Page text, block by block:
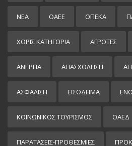
ΝΕΑ ΟΑΕΕ ΟΠΕΚΑ
ΧΩΡΊΣ ΚΑΤΗΓΟΡΊΑ ΑΓΡΟΤΕΣ
ΑΝΕΡΓΙΑ ΑΠΑΣΧΟΛΗΣΗ
ΑΣΦΑΛΙΣΗ ΕΙΣΌΔΗΜΑ
ΚΟΙΝΩΝΙΚΟΣ ΤΟΥΡΙΣΜΟΣ ΟΑΕΔ
ΠΑΡΑΤΑΣΕΙΣ-ΠΡΟΘΕΣΜΙΕΣ